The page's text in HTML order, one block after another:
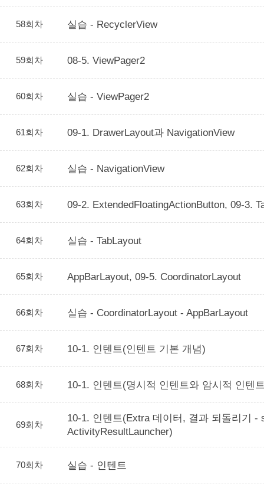
58회차 실습 - RecyclerView
59회차 08-5. ViewPager2
60회차 실습 - ViewPager2
61회차 09-1. DrawerLayout과 NavigationView
62회차 실습 - NavigationView
63회차 09-2. ExtendedFloatingActionButton, 09-3.
64회차 실습 - TabLayout
65회차 AppBarLayout, 09-5. CoordinatorLayout
66회차 실습 - CoordinatorLayout - AppBarLayout
67회차 10-1. 인텐트(인텐트 기본 개념)
68회차 10-1. 인텐트(명시적 인텐트와 암시적 인텐
69회차
10-1. 인텐트(Extra 데이터, 결과 되돌리기
ActivityResultLauncher)
70회차 실습 - 인텐트